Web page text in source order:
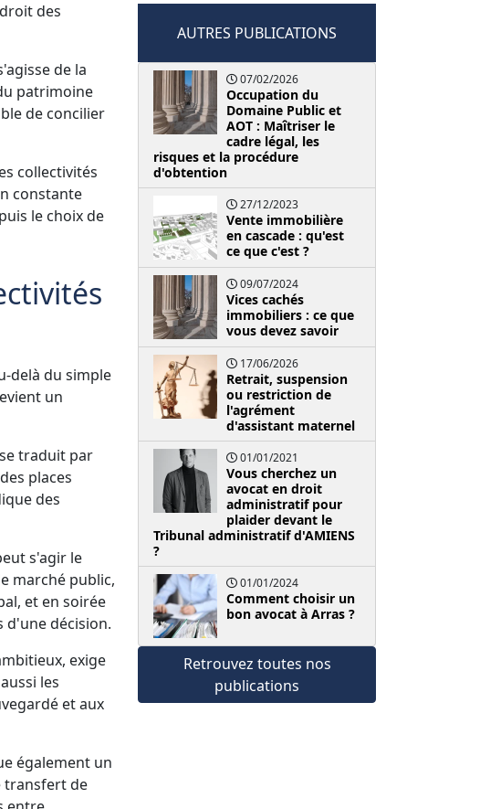
des
de la
patrimoine
de concilier
collectivités
constante
le choix de
delà du simple
un
traduit par
places
des
s'agir le
marché public,
et en soirée
d'une décision.
exige
les
et aux
également un
transfert de
AUTRES PUBLICATIONS
07/02/2026
Occupation du
Domaine Public et
AOT : Maîtriser le
cadre légal, les
risques et la procédure
d'obtention
27/12/2023
Vente immobilière
en cascade : qu'est
ce que c'est ?
09/07/2024
Vices cachés
immobiliers : ce que
vous devez savoir
17/06/2026
Retrait, suspension
ou restriction de
l'agrément
d'assistant maternel
01/01/2021
Vous cherchez un
avocat en droit
administratif pour
plaider devant le
Tribunal administratif d'AMIENS
?
01/01/2024
Comment choisir un
bon avocat à Arras ?
Retrouvez toutes nos
publications